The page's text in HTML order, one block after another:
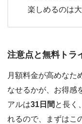
楽しめるのは
注意点と無料トラ
月額料金が高めなた
なせるかが、お得感
アルは31日間 と長く
れるので、まずはこ